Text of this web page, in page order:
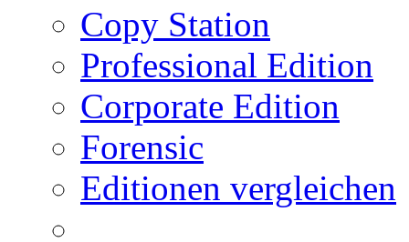
Copy Station
Professional Edition
Corporate Edition
Forensic
Editionen vergleichen